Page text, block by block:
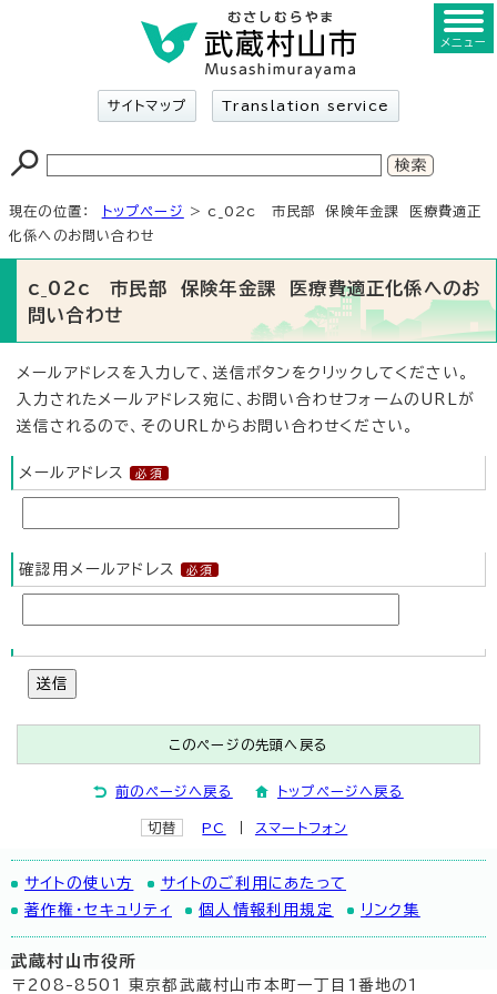
サイトマップ Translation service
メニュー
現在の位置： トップページ
> c_02c 市民部 保険年金課 医療費適正
化係へのお問い合わせ
c_02c 市民部 保険年金課 医療費適正化係へのお
問い合わせ
メールアドレスを入力して、送信ボタンをクリックしてください。
入力されたメールアドレス宛に、お問い合わせフォームのURLが
送信されるので、そのURLからお問い合わせください。
メールアドレス
確認用メールアドレス
送信
このページの先頭へ戻る
前のページへ戻る トップページへ戻る
切替 PC スマートフォン
サイトの使い方
サイトのご利用にあたって
著作権・セキュリティ
個人情報利用規定 リンク集
武蔵村山市役所
〒208-8501 東京都武蔵村山市本町一丁目1番地の1